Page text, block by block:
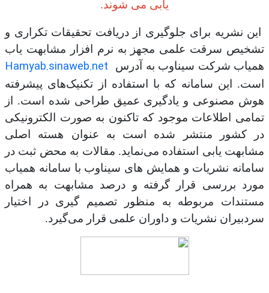
یابی می شوند.
این نشریه برای جلوگیری از دریافت تحقیقات تکراری و
تشخیص سرقت علمی مجهز به نرم افزار مشابهت یاب
همیاب شرکت سیناوب به آدرس
است. این سامانه که با استفاده از تکنیک‌های پیشرفته
هوش مصنوعی و یادگیری عمیق طراحی شده است. از
تمامی اطلاعات موجود که تاکنون به صورت الکترونیکی
در کشور منتشر شده است به عنوان هسته اصلی
مشابهت یابی استفاده می‌نماید. مقالات به محض ثبت در
سامانه نشریات و همایش های سیناوب با سامانه همیاب
مورد بررسی قرار گرفته و درصد مشابهت به همراه
مستندات مربوطه به منظور تصمیم گیری در اختیار
سردبیران نشریات و داوران علمی قرار می‌گیرد.